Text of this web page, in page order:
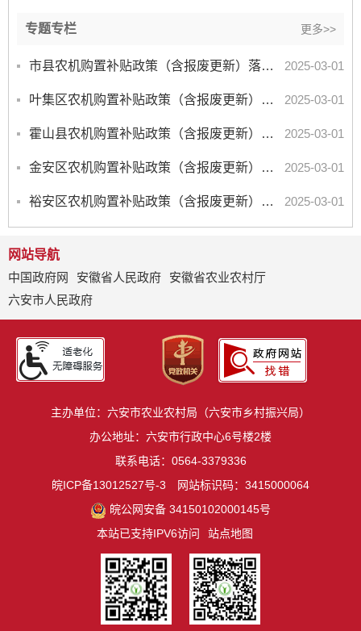
专题专栏 更多>>
市县农机购置补贴政策（含报废更新）落实咨询投诉电话、邮箱 2025-03-01
叶集区农机购置补贴政策（含报废更新）落实咨询投诉电话、邮箱 2025-03-01
霍山县农机购置补贴政策（含报废更新）落实咨询投诉电话、邮箱 2025-03-01
金安区农机购置补贴政策（含报废更新）落实咨询投诉电话、邮箱 2025-03-01
裕安区农机购置补贴政策（含报废更新）落实咨询投诉电话、邮箱 2025-03-01
网站导航
中国政府网
安徽省人民政府
安徽省农业农村厅
六安市人民政府
主办单位：六安市农业农村局（六安市乡村振兴局）
办公地址：六安市行政中心6号楼2楼
联系电话：0564-3379336
皖ICP备13012527号-3
网站标识码：3415000064
皖公网安备 34150102000145号
本站已支持IPV6访问
站点地图